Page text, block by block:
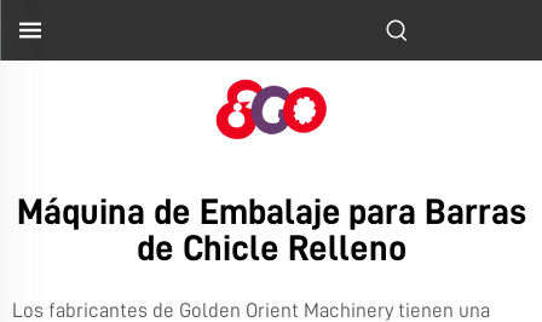
Máquina de Embalaje para Barras
de Chicle Relleno
Los fabricantes de Golden Orient Machinery tienen una